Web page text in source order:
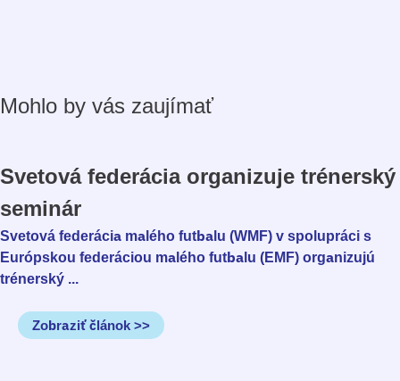
Mohlo by vás zaujímať
Svetová federácia organizuje trénerský
seminár
Svetová federácia malého futbalu (WMF) v spolupráci s
Európskou federáciou malého futbalu (EMF) organizujú
trénerský ...
Zobraziť článok >>